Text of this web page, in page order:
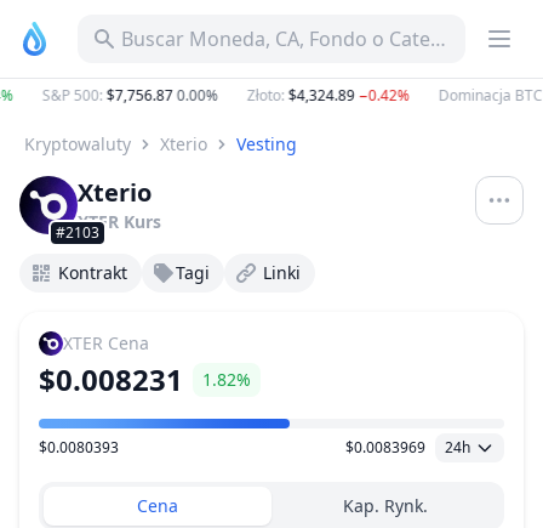
Buscar Moneda, CA, Fondo o Categoría
S&P 500:$7,756.870.00% Złoto:$4,324.89−0.42% Dominacja BTC:
Kryptowaluty Xterio Vesting
#2103
Xterio
XTER Kurs
Kontrakt Tagi Linki
XTER Cena
$0.008231 1.82%
Zakres Cen
$0.0080393 $0.0083969 24h
Cena Kap. Rynk.